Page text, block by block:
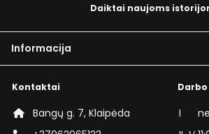
Daiktai naujoms
Informacija
Kontaktai
Bangų g. 7, Klaipėda
I